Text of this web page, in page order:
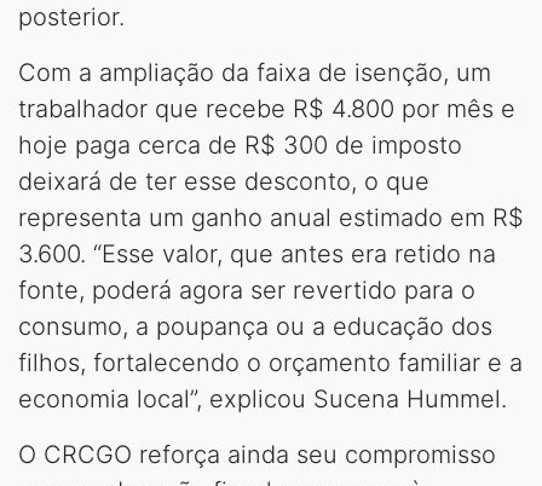
posterior.
Com a ampliação da faixa de isenção, um
trabalhador que recebe R$ 4.800 por mês e
hoje paga cerca de R$ 300 de imposto
deixará de ter esse desconto, o que
representa um ganho anual estimado em R$
3.600. “Esse valor, que antes era retido na
fonte, poderá agora ser revertido para o
consumo, a poupança ou a educação dos
filhos, fortalecendo o orçamento familiar e a
economia local”, explicou Sucena Hummel.
O CRCGO reforça ainda seu compromisso